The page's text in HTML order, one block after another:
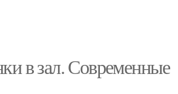
в зал. Современные